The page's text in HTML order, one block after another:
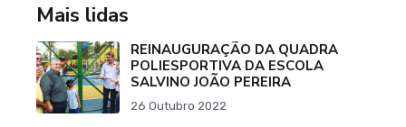
Mais lidas
REINAUGURAÇÃO DA QUADRA
POLIESPORTIVA DA ESCOLA
SALVINO JOÃO PEREIRA
26 Outubro 2022